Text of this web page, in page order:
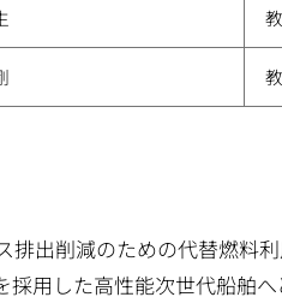
排出削減のための代替燃料
採用した高性能次世代船舶